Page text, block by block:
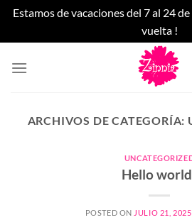
Estamos de vacaciones del 7 al 24
vuelta !
ARCHIVOS DE CATEGORÍA:
Hello
POSTED ON JULIO 21, 2025